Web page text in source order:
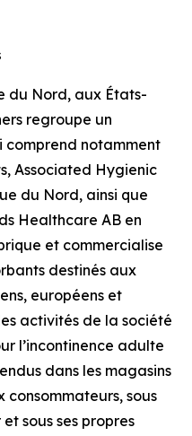
du Nord, aux États-
regroupe un
comprend notamment
Associated Hygienic
du Nord, ainsi que
Healthcare AB en
et commercialise
destinés aux
européens et
activités de la société
l’incontinence adulte
dans les magasins
sous
sous ses propres